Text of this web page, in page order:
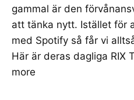
gammal är den
att tänka nytt. Istället för
med Spotify så får vi
Här är deras dagliga RIX
more